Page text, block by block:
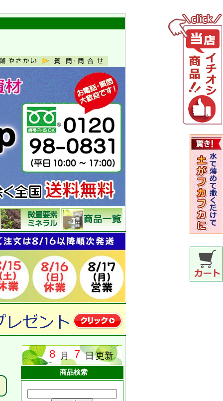
商品検索